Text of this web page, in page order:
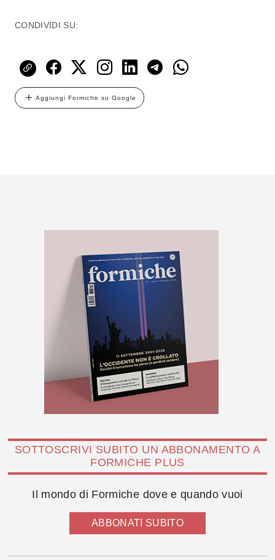
CONDIVIDI SU:
Aggiungi Formiche su Google
SOTTOSCRIVI SUBITO UN ABBONAMENTO A
FORMICHE PLUS
Il mondo di Formiche dove e quando vuoi
ABBONATI SUBITO